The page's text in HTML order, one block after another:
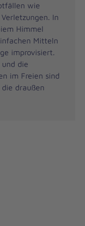
wie
In
Himmel
Mitteln
improvisiert.
die
im Freien sind
draußen